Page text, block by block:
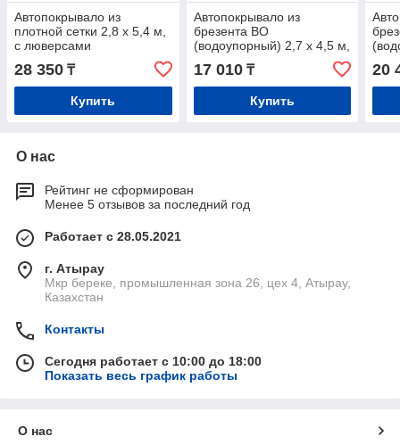
Автопокрывало из
плотной сетки 2,8 х 5,4 м,
с люверсами
28 350 ₸
Купить
Автопокрывало из
брезента ВО
(водоупорный) 2,7 х 4,5 м,
с люверсами
17 010₸
Купить
20
О нас
Рейтинг не сформирован
Менее 5 отзывов за последний год
Работает с 28.05.2021
г. Атырау
Мкр береке, промышленная зона 26, цех 4, Атырау,
Казахстан
Контакты
Сегодня работает с 10:00 до 18:00
Показать весь график работы
О нас